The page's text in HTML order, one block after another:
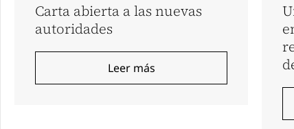
Carta abierta a las nuevas
autoridades
Leer más